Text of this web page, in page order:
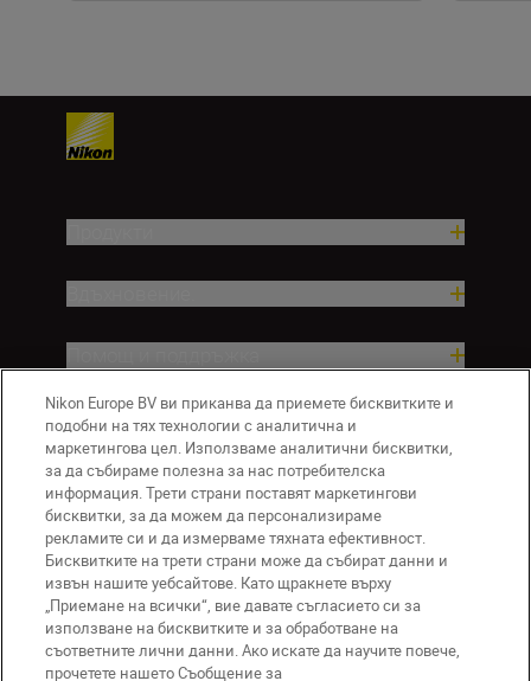
Компания
BG Nikon Sites
Nikon Europe BV ви приканва да приемете бисквитките и
подобни на тях технологии с аналитична и
маркетингова цел. Използваме аналитични бисквитки,
за да събираме полезна за нас потребителска
информация. Трети страни поставят маркетингови
бисквитки, за да можем да персонализираме
рекламите си и да измерваме тяхната ефективност.
Бисквитките на трети страни може да събират данни и
извън нашите уебсайтове. Като щракнете върху
„Приемане на всички“, вие давате съгласието си за
използване на бисквитките и за обработване на
съответните лични данни. Ако искате да научите повече,
прочетете нашето Съобщение за